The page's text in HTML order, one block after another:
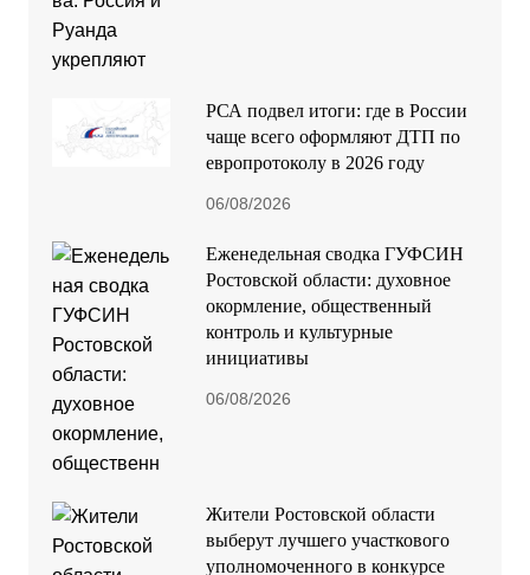
РСА подвел итоги: где в России
чаще всего оформляют ДТП по
европротоколу в 2026 году
06/08/2026
Еженедельная сводка ГУФСИН
Ростовской области: духовное
окормление, общественный
контроль и культурные
инициативы
06/08/2026
Жители Ростовской области
выберут лучшего участкового
уполномоченного в конкурсе